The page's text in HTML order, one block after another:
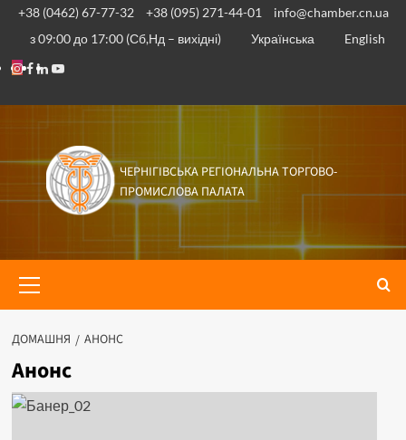
Перейти
вмісту
+38 (0462) 67-77-32 +38 (095) 271-44-01
info@chamber.cn.ua
з 09:00 до 17:00 (Сб,Нд – вихідні)
Українська
English
Instagram
Facebook
Linkedin
Youtube
ЧЕРНІГІВСЬКА РЕГІОНАЛЬНА ТОРГОВО-
ПРОМИСЛОВА ПАЛАТА
меню
ДОМАШНЯ АНОНС
Анонс